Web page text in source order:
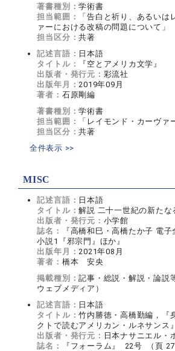
著書種別：学術書
担当範囲：
「告白と祈り、あるいは
ァーにおける改稿の問題について」
担当区分：共著
記述言語： 日本語
タイトル：
『空とアメリカ文学』
出版者・発行元： 彩流社
出版年月：2019年09月
著者： 石原剛編
著書種別：学術書
担当範囲：
「レイモンド・カーヴァ
担当区分：共著
全件表示 >>
MISC
記述言語： 日本語
タイトル：解説 二十一世紀の新たな
出版者・発行元： 小学館
誌名：
『高橋和巳・高橋たか子 電
小説1『邪宗門』ほか』
出版年月：2021年08月
著者： 橋本 安央
掲載種別：記事・総説・解説・論説
ウェブメディア）
記述言語： 日本語
タイトル：竹内勝徳・高橋勤編，『
クトで読むアメリカン・ルネサンス』
出版者・発行元： 日本ナサニエル・
誌名：
『フォーラム』 22号 （頁 27